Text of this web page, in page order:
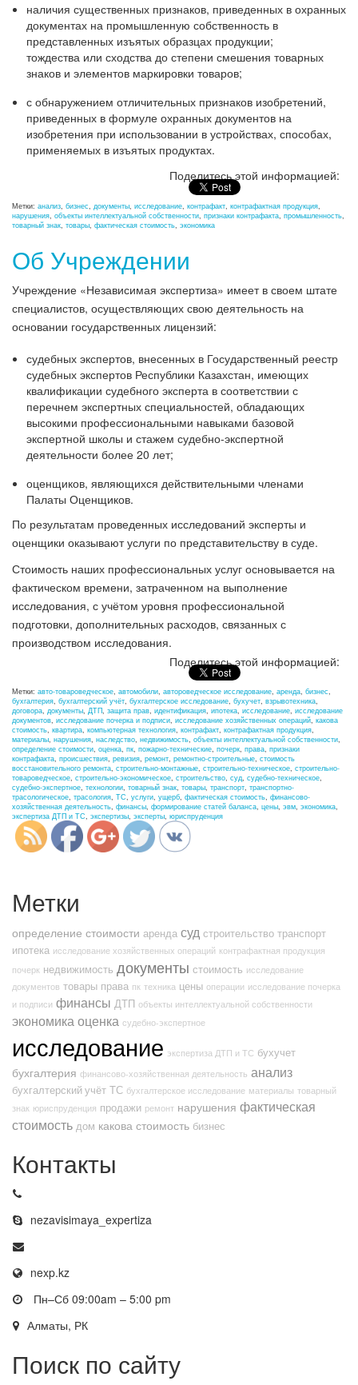
наличия существенных признаков, приведенных в охранных
документах на промышленную собственность в
представленных изъятых образцах продукции;
тождества или сходства до степени смешения товарных
знаков и элементов маркировки товаров;
с обнаружением отличительных признаков изобретений,
приведенных в формуле охранных документов на
изобретения при использовании в устройствах, способах,
применяемых в изъятых продуктах.
Поделитесь этой информацией:
Метки: анализ, бизнес, документы, исследование, контрафакт, контрафактная продукция,
нарушения, объекты интеллектуальной собственности, признаки контрафакта, промышленность,
товарный знак, товары, фактическая стоимость, экономика
Об Учреждении
Учреждение «Независимая экспертиза» имеет в своем штате
специалистов, осуществляющих свою деятельность на
основании государственных лицензий:
судебных экспертов, внесенных в Государственный реестр
судебных экспертов Республики Казахстан, имеющих
квалификации судебного эксперта в соответствии с
перечнем экспертных специальностей, обладающих
высокими профессиональными навыками базовой
экспертной школы и стажем судебно-экспертной
деятельности более 20 лет;
оценщиков, являющихся действительными членами
Палаты Оценщиков.
По результатам проведенных исследований эксперты и
оценщики оказывают услуги по представительству в суде.
Стоимость наших профессиональных услуг основывается на
фактическом времени, затраченном на выполнение
исследования, с учётом уровня профессиональной
подготовки, дополнительных расходов, связанных с
производством исследования.
Поделитесь этой информацией:
Метки: авто-товароведческое, автомобили, автороведческое исследование, аренда, бизнес,
бухгалтерия, бухгалтерский учёт, бухгалтерское исследование, бухучет, взрывотехника,
договора, документы, ДТП, защита прав, идентификация, ипотека, исследование, исследование
документов, исследование почерка и подписи, исследование хозяйственных операций, какова
стоимость, квартира, компьютерная технология, контрафакт, контрафактная продукция,
материалы, нарушения, наследство, недвижимость, объекты интеллектуальной собственности,
определение стоимости, оценка, пк, пожарно-технические, почерк, права, признаки
контрафакта, происшествия, ревизия, ремонт, ремонтно-строительные, стоимость
восстановительного ремонта, строительно-монтажные, строительно-техническое, строительно-
товароведческое, строительно-экономическое, строительство, суд, судебно-техническое,
судебно-экспертное, технологии, товарный знак, товары, транспорт, транспортно-
трасологическое, трасология, ТС, услуги, ущерб, фактическая стоимость, финансово-
хозяйственная деятельность, финансы, формирование статей баланса, цены, эвм, экономика,
экспертиза ДТП и ТС, экспертизы, эксперты, юриспруденция
http://nexp.kz/tag/tovarnyj-
znak">
Метки
определение стоимости аренда суд строительство транспорт
ипотека исследование хозяйственных операций контрафактная продукция
почерк недвижимость документы стоимость исследование
документов товары права пк техника цены операции исследование почерка
и подписи финансы ДТП объекты интеллектуальной собственности
экономикаоценка судебно-экспертное
исследование экспертиза ДТП и ТС бухучет
бухгалтерия финансово-хозяйственная деятельность анализ
бухгалтерский учёт ТС бухгалтерское исследование материалы товарный
знак юриспруденция продажи ремонт нарушения фактическая
стоимость дом какова стоимость бизнес
Контакты
nezavisimaya_expertiza
nexp.kz
Пн–Сб 09:00am – 5:00 pm
Алматы, РК
Поиск по сайту